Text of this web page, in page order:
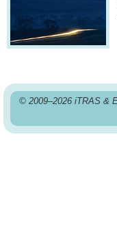
© 2009–2026 iTRAS &